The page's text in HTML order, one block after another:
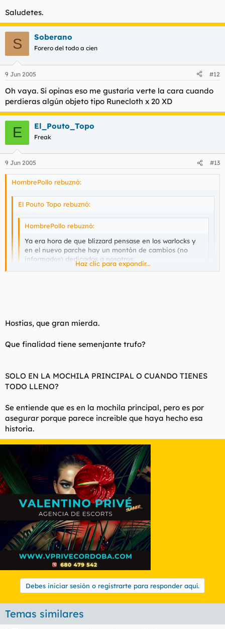
Saludetes.
S Soberano
Forero del todo a cien
9 Jun 2005 #12
Oh vaya. Si opinas eso me gustaría verte la cara cuando
perdieras algún objeto tipo Runecloth x 20 XD
E El_Pouto_Topo
Freak
9 Jun 2005 #13
HombrePollo rebuznó:
El Pouto Topo rebuznó:
HombrePollo rebuznó:
Ya era hora de que blizzard pensase en los warlocks y
en el nuevo parche hay un montón de cambios (no
informados) dedicados a nosotros:
comprensible dado nuestra enorme ventaja sobre
las demás clases, que hace que al crear un soulshard
:pla :pla :pla :pla :pla :pla :pla :pla
Cualquier objeto?¿?
shard, se come cualquiera de los objetos que haya en los
ocupados.
Haz clic para expandir...
Hostias, que gran mierda.
Que finalidad tiene semenjante trufo?
SOLO EN LA MOCHILA PRINCIPAL O CUANDO TIENES
TODO LLENO?
Se entiende que es en la mochila principal, pero es por
asegurar porque parece increible que haya hecho esa
historia.
Debes iniciar sesión o registrarte para responder aquí.
Temas similares